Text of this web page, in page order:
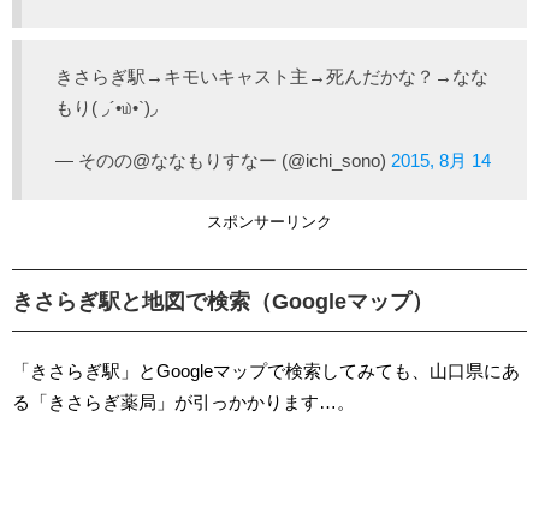
きさらぎ駅→キモいキャスト主→死んだかな？→なな
もり( ◞´•௰•`)◞
— そのの@ななもりすなー (@ichi_sono) 2015, 8月 14
スポンサーリンク
きさらぎ駅と地図で検索（Googleマップ）
「きさらぎ駅」とGoogleマップで検索してみても、山口県にあ
る「きさらぎ薬局」が引っかかります…。